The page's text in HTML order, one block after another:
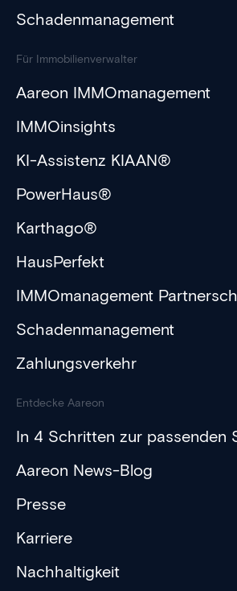
Schadenmanagement
Für Immobilienverwalter
Aareon IMMOmanagement
IMMOinsights
KI-Assistenz KIAAN®
PowerHaus®
Karthago®
HausPerfekt
IMMOmanagement
Schadenmanagement
Zahlungsverkehr
Entdecke Aareon
In 4 Schritten zur passenden
Aareon News-Blog
Presse
Karriere
Nachhaltigkeit